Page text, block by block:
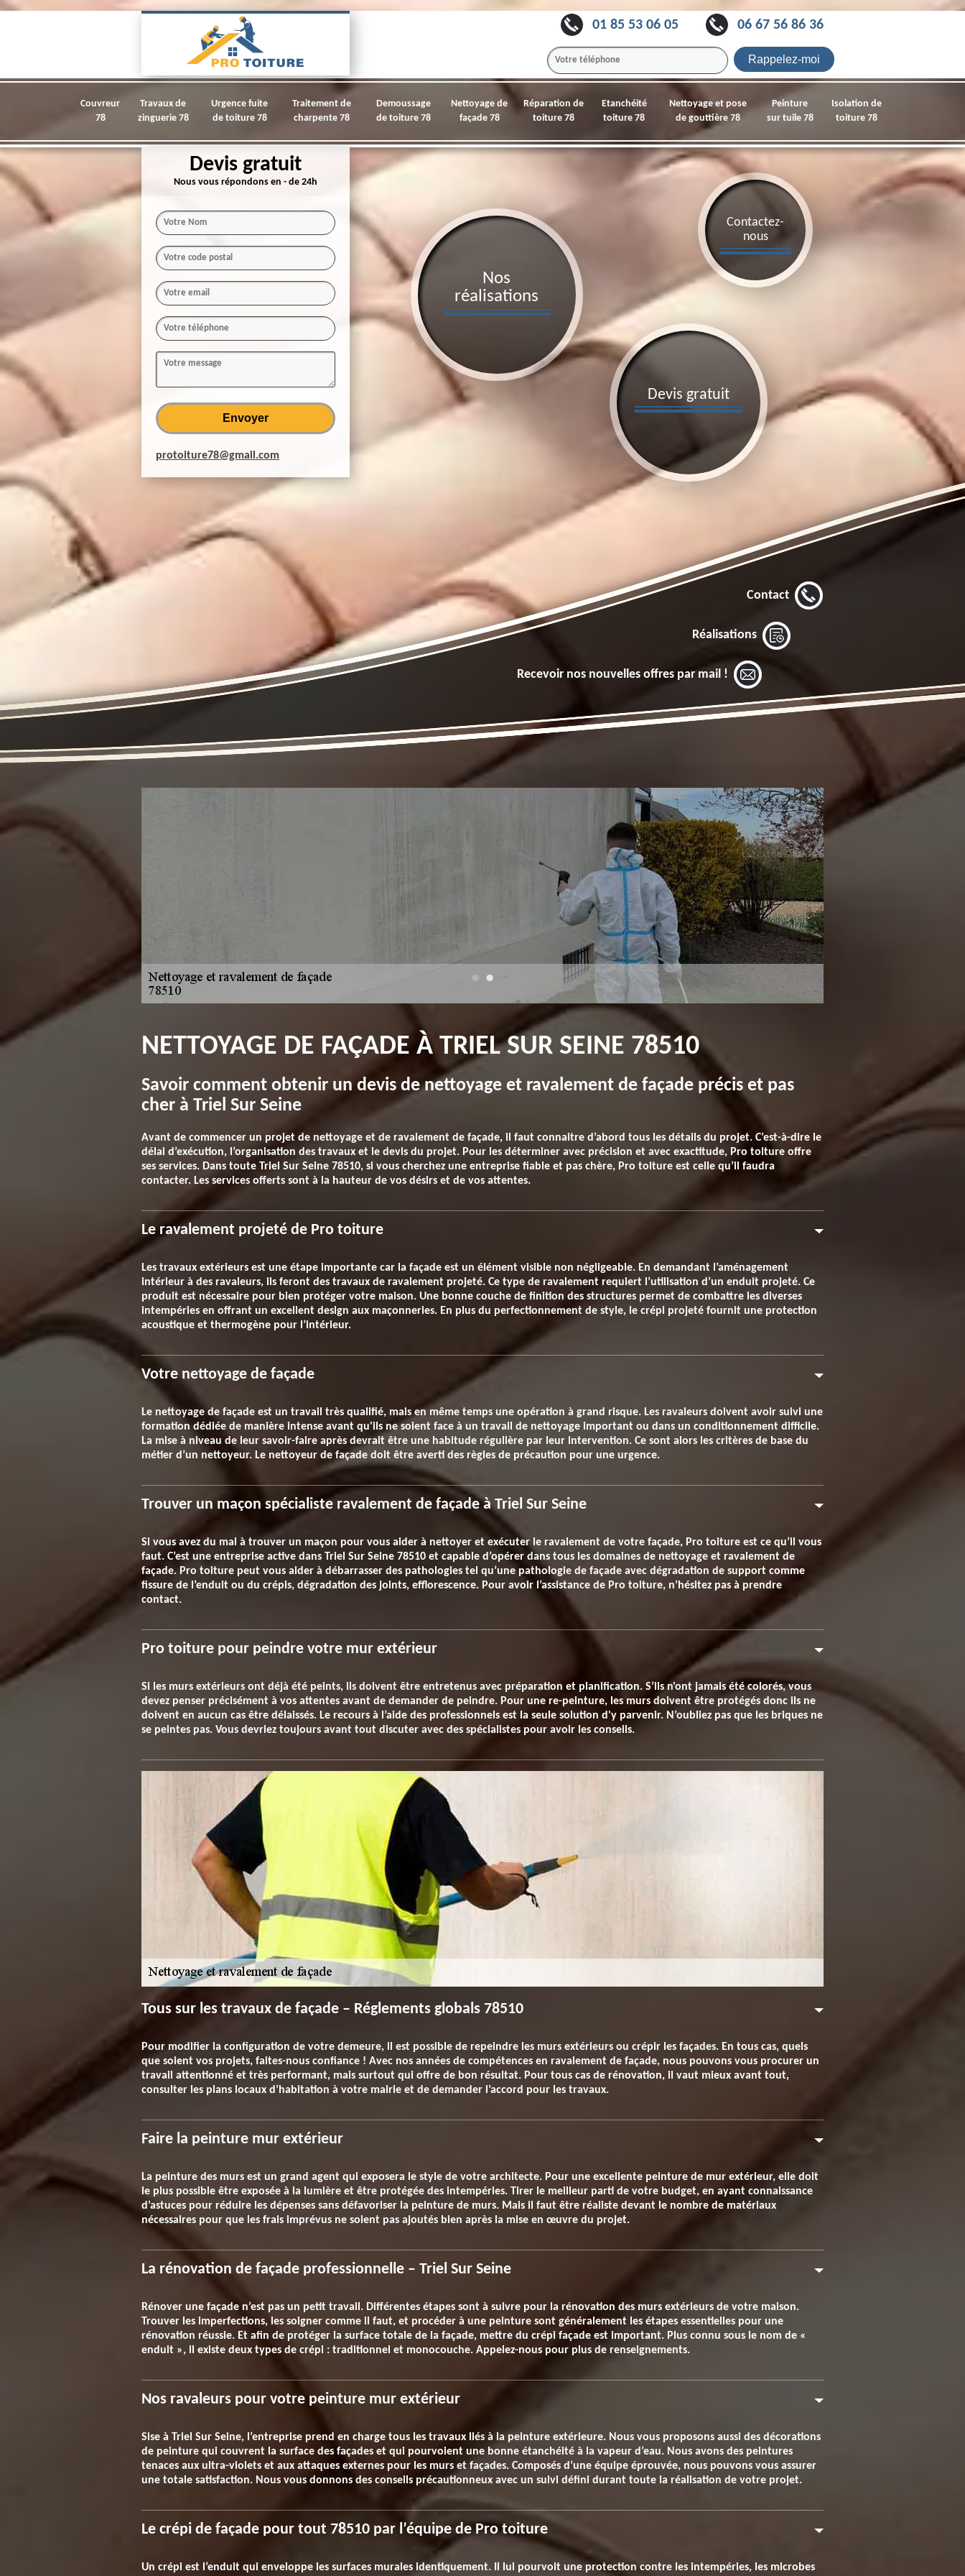
01 85 53 06 05 06 67 56 86 36
Couvreur
78
Travaux de
zinguerie 78
Urgence fuite
de toiture 78
Traitement de
charpente 78
Demoussage
de toiture 78
Nettoyage de
façade 78
Réparation de
toiture 78
Etanchéité
toiture 78
Nettoyage et pose
de gouttière 78
Peinture
sur tuile 78
Isolation de
toiture 78
Devis gratuit
Nous vous répondons en - de 24h
protoiture78@gmail.com
Devis gratuit
Contactez-
nous
Nos
réalisations
Contact
Réalisations
Recevoir nos nouvelles offres par mail !
NETTOYAGE DE FAÇADE À TRIEL SUR SEINE 78510
Savoir comment obtenir un devis de nettoyage et ravalement de façade précis et pas
cher à Triel Sur Seine
Avant de commencer un projet de nettoyage et de ravalement de façade, il faut connaitre d’abord tous les détails du projet. C’est-à-dire le
délai d’exécution, l’organisation des travaux et le devis du projet. Pour les déterminer avec précision et avec exactitude, Pro toiture offre
ses services. Dans toute Triel Sur Seine 78510, si vous cherchez une entreprise fiable et pas chère, Pro toiture est celle qu’il faudra
contacter. Les services offerts sont à la hauteur de vos désirs et de vos attentes.
Le ravalement projeté de Pro toiture
Les travaux extérieurs est une étape importante car la façade est un élément visible non négligeable. En demandant l’aménagement
intérieur à des ravaleurs, ils feront des travaux de ravalement projeté. Ce type de ravalement requiert l’utilisation d’un enduit projeté. Ce
produit est nécessaire pour bien protéger votre maison. Une bonne couche de finition des structures permet de combattre les diverses
intempéries en offrant un excellent design aux maçonneries. En plus du perfectionnement de style, le crépi projeté fournit une protection
acoustique et thermogène pour l’intérieur.
Votre nettoyage de façade
Le nettoyage de façade est un travail très qualifié, mais en même temps une opération à grand risque. Les ravaleurs doivent avoir suivi une
formation dédiée de manière intense avant qu'ils ne soient face à un travail de nettoyage important ou dans un conditionnement difficile.
La mise à niveau de leur savoir-faire après devrait être une habitude régulière par leur intervention. Ce sont alors les critères de base du
métier d’un nettoyeur. Le nettoyeur de façade doit être averti des règles de précaution pour une urgence.
Trouver un maçon spécialiste ravalement de façade à Triel Sur Seine
Si vous avez du mal à trouver un maçon pour vous aider à nettoyer et exécuter le ravalement de votre façade, Pro toiture est ce qu’il vous
faut. C’est une entreprise active dans Triel Sur Seine 78510 et capable d’opérer dans tous les domaines de nettoyage et ravalement de
façade. Pro toiture peut vous aider à débarrasser des pathologies tel qu’une pathologie de façade avec dégradation de support comme
fissure de l’enduit ou du crépis, dégradation des joints, efflorescence. Pour avoir l’assistance de Pro toiture, n’hésitez pas à prendre
contact.
Pro toiture pour peindre votre mur extérieur
Si les murs extérieurs ont déjà été peints, ils doivent être entretenus avec préparation et planification. S’ils n'ont jamais été colorés, vous
devez penser précisément à vos attentes avant de demander de peindre. Pour une re-peinture, les murs doivent être protégés donc ils ne
doivent en aucun cas être délaissés. Le recours à l’aide des professionnels est la seule solution d'y parvenir. N’oubliez pas que les briques ne
se peintes pas. Vous devriez toujours avant tout discuter avec des spécialistes pour avoir les conseils.
Tous sur les travaux de façade – Réglements globals 78510
Pour modifier la configuration de votre demeure, il est possible de repeindre les murs extérieurs ou crépir les façades. En tous cas, quels
que soient vos projets, faites-nous confiance ! Avec nos années de compétences en ravalement de façade, nous pouvons vous procurer un
travail attentionné et très performant, mais surtout qui offre de bon résultat. Pour tous cas de rénovation, il vaut mieux avant tout,
consulter les plans locaux d’habitation à votre mairie et de demander l’accord pour les travaux.
Faire la peinture mur extérieur
La peinture des murs est un grand agent qui exposera le style de votre architecte. Pour une excellente peinture de mur extérieur, elle doit
le plus possible être exposée à la lumière et être protégée des intempéries. Tirer le meilleur parti de votre budget, en ayant connaissance
d’astuces pour réduire les dépenses sans défavoriser la peinture de murs. Mais il faut être réaliste devant le nombre de matériaux
nécessaires pour que les frais imprévus ne soient pas ajoutés bien après la mise en œuvre du projet.
La rénovation de façade professionnelle – Triel Sur Seine
Rénover une façade n’est pas un petit travail. Différentes étapes sont à suivre pour la rénovation des murs extérieurs de votre maison.
Trouver les imperfections, les soigner comme il faut, et procéder à une peinture sont généralement les étapes essentielles pour une
rénovation réussie. Et afin de protéger la surface totale de la façade, mettre du crépi façade est important. Plus connu sous le nom de «
enduit », il existe deux types de crépi : traditionnel et monocouche. Appelez-nous pour plus de renseignements.
Nos ravaleurs pour votre peinture mur extérieur
Sise à Triel Sur Seine, l’entreprise prend en charge tous les travaux liés à la peinture extérieure. Nous vous proposons aussi des décorations
de peinture qui couvrent la surface des façades et qui pourvoient une bonne étanchéité à la vapeur d’eau. Nous avons des peintures
tenaces aux ultra-violets et aux attaques externes pour les murs et façades. Composés d’une équipe éprouvée, nous pouvons vous assurer
une totale satisfaction. Nous vous donnons des conseils précautionneux avec un suivi défini durant toute la réalisation de votre projet.
Le crépi de façade pour tout 78510 par l’équipe de Pro toiture
Un crépi est l’enduit qui enveloppe les surfaces murales identiquement. Il lui pourvoit une protection contre les intempéries, les microbes